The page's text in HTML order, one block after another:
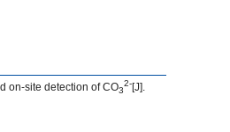
on-site detection of CO3
2-[J].